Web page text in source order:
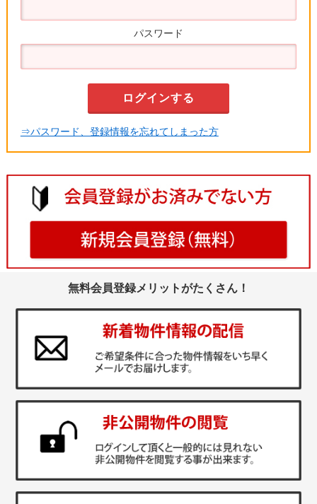
パスワード
⇒パスワード、登録情報を忘れてしまった方
無料会員登録メリットがたくさん！